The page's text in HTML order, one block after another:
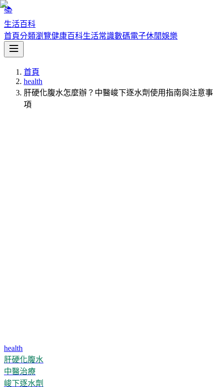
📚
生活百科
首頁分類瀏覽健康百科生活常識數碼電子休閒娛樂
首頁
health
肝硬化腹水怎麼辦？中醫峻下逐水劑使用指南與注意事
項
health
肝硬化腹水
中醫治療
峻下逐水劑